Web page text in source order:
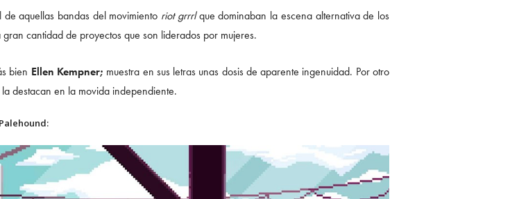
aquellas bandas del movimiento riot grrrlque dominaban la escena alternativa de los
cantidad de proyectos que son liderados por mujeres.
bien Ellen Kempner; muestra en sus letras unas dosis de aparente ingenuidad. Por otro
destacan en la movida independiente.
Palehound: